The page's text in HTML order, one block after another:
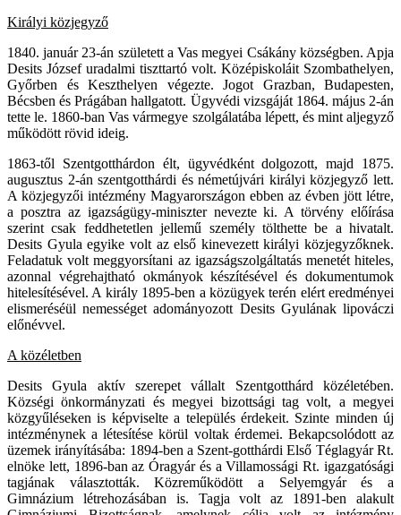
Királyi közjegyző
1840. január 23-án született a Vas megyei Csákány községben. Apja
Desits József uradalmi tiszttartó volt. Középiskoláit Szombathelyen,
Győrben és Keszthelyen végezte. Jogot Grazban, Budapesten,
Bécsben és Prágában hallgatott. Ügyvédi vizsgáját 1864. május 2-án
tette le. 1860-ban Vas vármegye szolgálatába lépett, és mint aljegyző
működött rövid ideig.
1863-től Szentgotthárdon élt, ügyvédként dolgozott, majd 1875.
augusztus 2-án szentgotthárdi és németújvári királyi közjegyző lett.
A közjegyzői intézmény Magyarországon ebben az évben jött létre,
a posztra az igazságügy-miniszter nevezte ki. A törvény előírása
szerint csak feddhetetlen jellemű személy tölthette be a hivatalt.
Desits Gyula egyike volt az első kinevezett királyi közjegyzőknek.
Feladatuk volt meggyorsítani az igazságszolgáltatás menetét hiteles,
azonnal végrehajtható okmányok készítésével és dokumentumok
hitelesítésével. A király 1895-ben a közügyek terén elért eredményei
elismeréséül nemességet adományozott Desits Gyulának lipováczi
előnévvel.
A közéletben
Desits Gyula aktív szerepet vállalt Szentgotthárd közéletében.
Községi önkormányzati és megyei bizottsági tag volt, a megyei
közgyűléseken is képviselte a település érdekeit. Szinte minden új
intézménynek a létesítése körül voltak érdemei. Bekapcsolódott az
üzemek irányításába: 1894-ben a Szent-gotthárdi Első Téglagyár Rt.
elnöke lett, 1896-ban az Óragyár és a Villamossági Rt. igazgatósági
tagjának választották. Közreműködött a Selyemgyár és a
Gimnázium létrehozásában is. Tagja volt az 1891-ben alakult